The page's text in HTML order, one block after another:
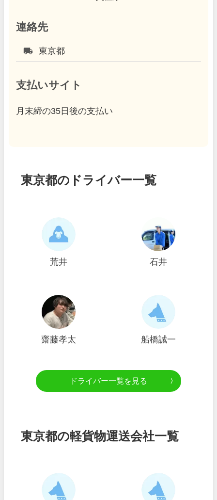
連絡先
local_shipping 東京都
支払いサイト
月末締の35日後の支払い
東京都のドライバー一覧
荒井 石井
齋藤孝太 船橋誠一
ドライバー一覧を見る
東京都の軽貨物運送会社一覧